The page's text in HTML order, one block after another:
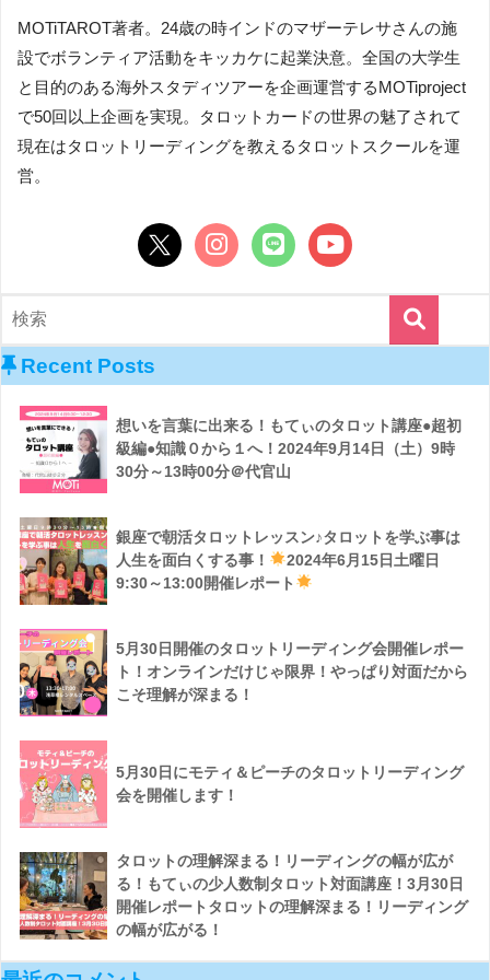
MOTiTAROT著者。24歳の時インドのマザーテレサさんの施
設でボランティア活動をキッカケに起業決意。全国の大学生
と目的のある海外スタディツアーを企画運営するMOTiproject
で50回以上企画を実現。タロットカードの世界の魅了されて
現在はタロットリーディングを教えるタロットスクールを運
営。
Recent Posts
想いを言葉に出来る！もてぃのタロット講座●超初
級編●知識０から１へ！2024年9月14日（土）9時
30分～13時00分＠代官山
銀座で朝活タロットレッスン♪タロットを学ぶ事は
人生を面白くする事！
2024年6月15日土曜日
9:30～13:00開催レポート
5月30日開催のタロットリーディング会開催レポー
ト！オンラインだけじゃ限界！やっぱり対面だから
こそ理解が深まる！
5月30日にモティ＆ピーチのタロットリーディング
会を開催します！
タロットの理解深まる！リーディングの幅が広が
る！もてぃの少人数制タロット対面講座！3月30日
開催レポートタロットの理解深まる！リーディング
の幅が広がる！